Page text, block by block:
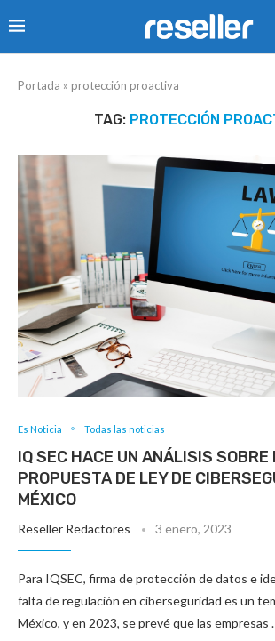
Portada » protección proactiva
TAG: PROTECCIÓN
Es Noticia Todas las noticias
IQ SEC HACE UN ANÁLISIS SOBRE
PROPUESTA DE LEY DE
MÉXICO
Reseller Redactores 3 enero, 2023
Para IQSEC, firma de protección de datos e
falta de regulación en ciberseguridad es un
México, y en 2023, se prevé que las empresas